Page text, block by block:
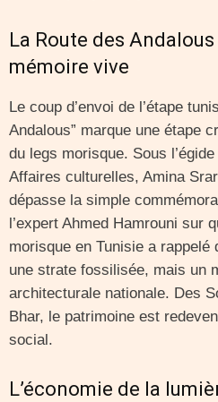
La Route des
mémoire vive
Le coup d’envoi de l’étape
Andalous” marque une étape
du legs morisque. Sous
Affaires culturelles, Amina
dépasse la simple
l’expert Ahmed Hamrouni sur
morisque en Tunisie a rappelé
une strate fossilisée, mais un
architecturale nationale. Des
Bhar, le patrimoine est
social.
L’économie de la